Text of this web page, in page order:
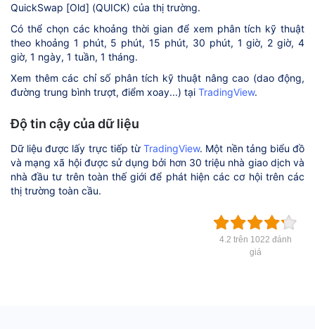
QuickSwap [Old] (QUICK) của thị trường.
Có thể chọn các khoảng thời gian để xem phân tích kỹ thuật
theo khoảng 1 phút, 5 phút, 15 phút, 30 phút, 1 giờ, 2 giờ, 4
giờ, 1 ngày, 1 tuần, 1 tháng.
Xem thêm các chỉ số phân tích kỹ thuật nâng cao (dao động,
đường trung bình trượt, điểm xoay...) tại TradingView.
Độ tin cậy của dữ liệu
Dữ liệu được lấy trực tiếp từTradingView. Một nền tảng biểu đồ
và mạng xã hội được sử dụng bởi hơn 30 triệu nhà giao dịch và
nhà đầu tư trên toàn thế giới để phát hiện các cơ hội trên các
thị trường toàn cầu.
4.2 trên 1022 đánh
giá